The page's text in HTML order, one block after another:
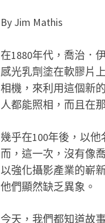
By Jim Mathis
在1880年代，喬治．
感光乳劑塗在軟膠片
相機，來利用這個新
人都能照相，而且在
幾乎在100年後，以
而，這一次，沒有像
以強化攝影產業的嶄
他們顯然缺乏異象。
今天，我們都知道故